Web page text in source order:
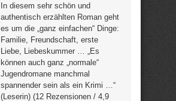
In diesem sehr schön und
authentisch erzählten Roman geht
es um die „ganz einfachen“ Dinge:
Familie, Freundschaft, erste
Liebe, Liebeskummer … „Es
können auch ganz „normale“
Jugendromane manchmal
spannender sein als ein Krimi …“
(Leserin) (12 Rezensionen / 4,9